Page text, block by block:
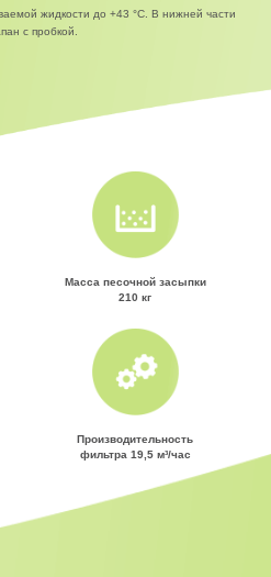
жидкости до +43 °С. В нижней части
с пробкой.
Масса песочной засыпки
210 кг
Производительность
фильтра 19,5 м³/час